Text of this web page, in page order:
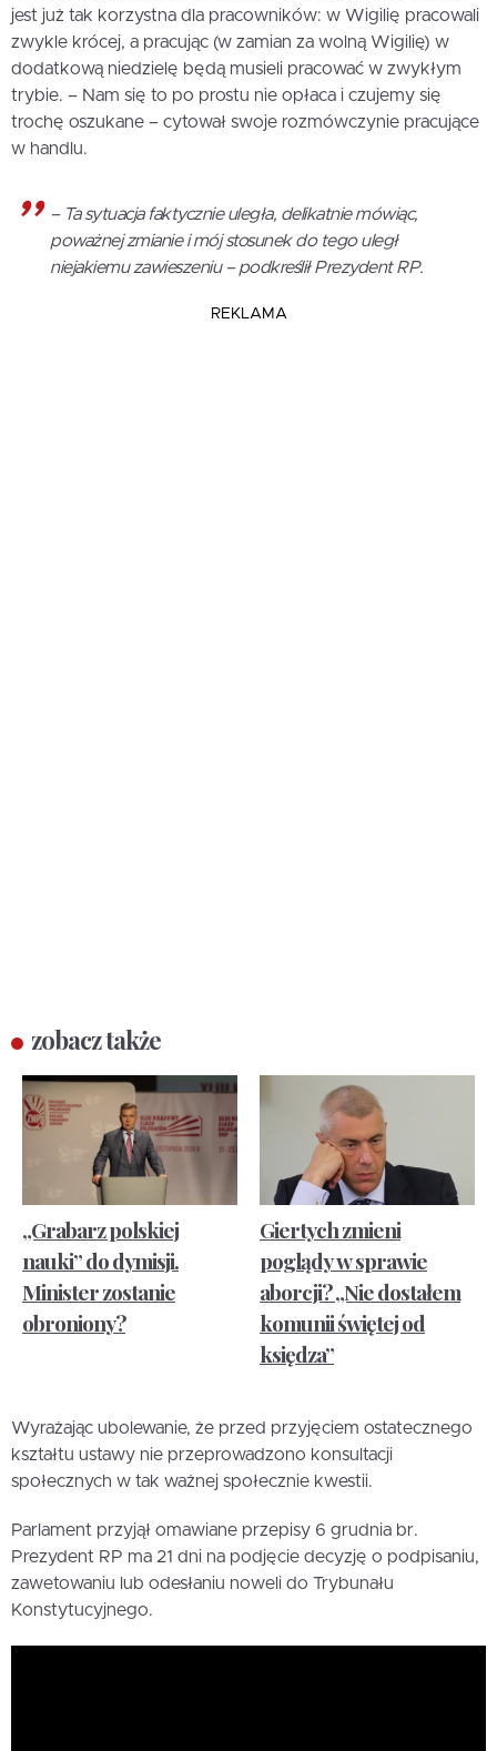
jest już tak korzystna dla pracowników: w Wigilię pracowali
zwykle krócej, a pracując (w zamian za wolną Wigilię) w
dodatkową niedzielę będą musieli pracować w zwykłym
trybie. – Nam się to po prostu nie opłaca i czujemy się
trochę oszukane – cytował swoje rozmówczynie pracujące
w handlu.
– Ta sytuacja faktycznie uległa, delikatnie mówiąc,
poważnej zmianie i mój stosunek do tego uległ
niejakiemu zawieszeniu – podkreślił Prezydent RP.
REKLAMA
zobacz także
„Grabarz polskiej
nauki” do dymisji.
Minister zostanie
obroniony?
Giertych zmieni
poglądy w sprawie
aborcji? „Nie dostałem
komunii świętej od
księdza”
Wyrażając ubolewanie, że przed przyjęciem ostatecznego
kształtu ustawy nie przeprowadzono konsultacji
społecznych w tak ważnej społecznie kwestii.
Parlament przyjął omawiane przepisy 6 grudnia br.
Prezydent RP ma 21 dni na podjęcie decyzję o podpisaniu,
zawetowaniu lub odesłaniu noweli do Trybunału
Konstytucyjnego.